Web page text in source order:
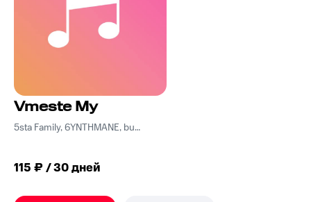
Vmeste My
5sta Family, 6YNTHMANE, budAGE
115 ₽ / 30 дней